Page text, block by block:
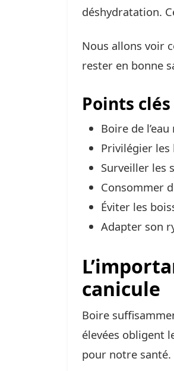
déshydratation.
Nous allons voir
rester en bonne
Points
Boire de
Privilégier
Surveiller les
Consommer
Éviter les
Adapter son
canicule
Boire
élevées obligent
pour notre santé.